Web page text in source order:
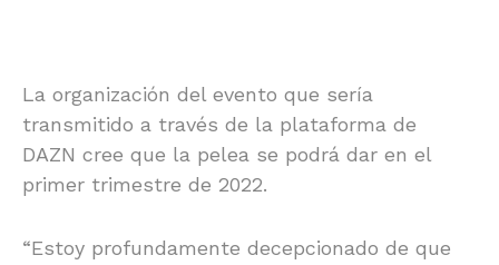
La organización del evento que sería
transmitido a través de la plataforma de
DAZN cree que la pelea se podrá dar en el
primer trimestre de 2022.
“Estoy profundamente decepcionado de que